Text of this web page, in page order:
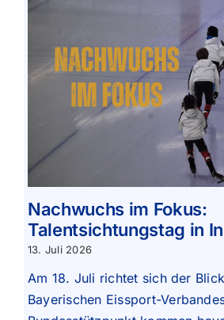
Nachwuchs im Fokus:
Talentsichtungstag in
13. Juli 2026
Am 18. Juli richtet sich der
Bayerischen Eissport-